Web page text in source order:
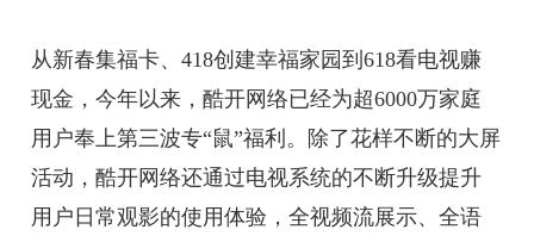
从新春集福卡、418创建幸福家园到618看电视赚
现金，今年以来，酷开网络已经为超6000万家庭
用户奉上第三波专“鼠”福利。除了花样不断的大屏
活动，酷开网络还通过电视系统的不断升级提升
用户日常观影的使用体验，全视频流展示、全语